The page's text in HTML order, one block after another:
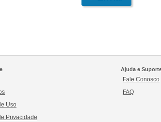
Uso
Privacidade
Ajuda e
Fale Conosco
FAQ